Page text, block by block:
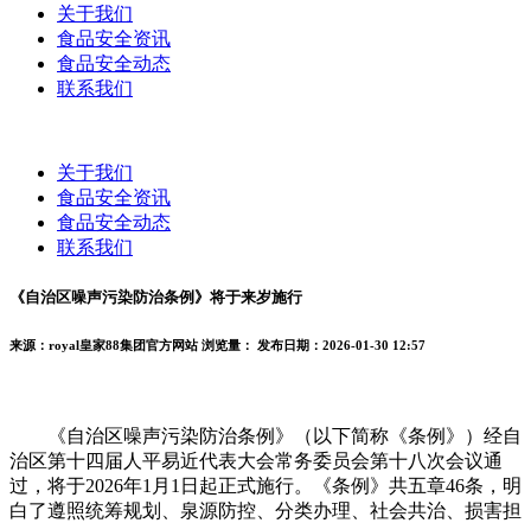
关于我们
食品安全资讯
食品安全动态
联系我们
关于我们
食品安全资讯
食品安全动态
联系我们
《自治区噪声污染防治条例》将于来岁施行
来源：royal皇家88集团官方网站 浏览量： 发布日期：2026-01-30 12:57
《自治区噪声污染防治条例》（以下简称《条例》）经自
治区第十四届人平易近代表大会常务委员会第十八次会议通
过，将于2026年1月1日起正式施行。《条例》共五章46条，明
白了遵照统筹规划、泉源防控、分类办理、社会共治、损害担